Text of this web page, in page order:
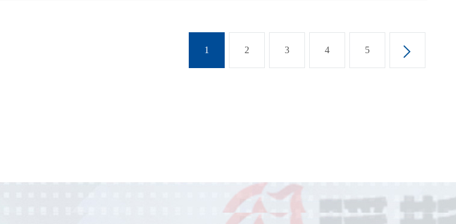
1 2 3 4 5